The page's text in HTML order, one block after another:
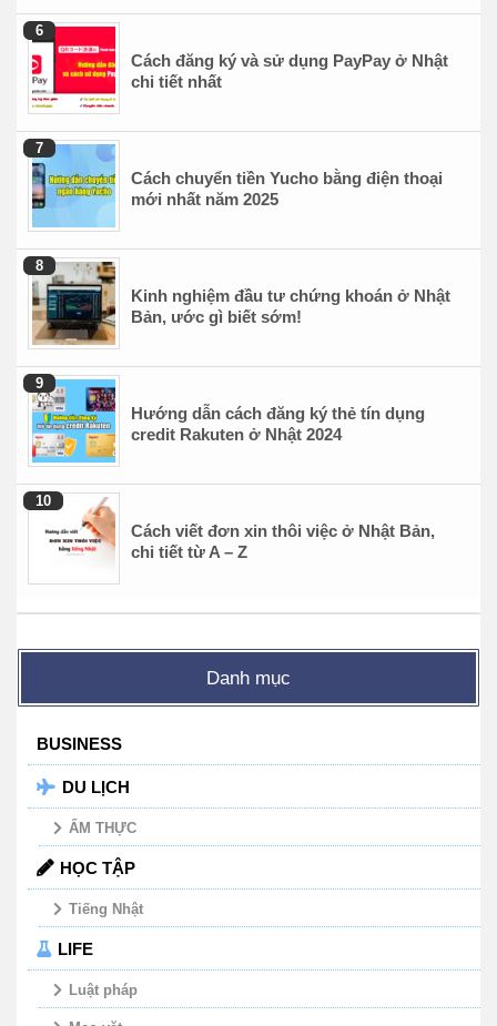
Cách đăng ký và sử dụng PayPay ở Nhật
chi tiết nhất
Cách chuyển tiền Yucho bằng điện thoại
mới nhất năm 2025
Kinh nghiệm đầu tư chứng khoán ở Nhật
Bản, ước gì biết sớm!
Hướng dẫn cách đăng ký thẻ tín dụng
credit Rakuten ở Nhật 2024
Cách viết đơn xin thôi việc ở Nhật Bản,
chi tiết từ A – Z
Danh mục
BUSINESS
DU LỊCH
ẨM THỰC
HỌC TẬP
Tiếng Nhật
LIFE
Luật pháp